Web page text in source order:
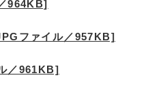
964KB]
ファイル／957KB]
／961KB]